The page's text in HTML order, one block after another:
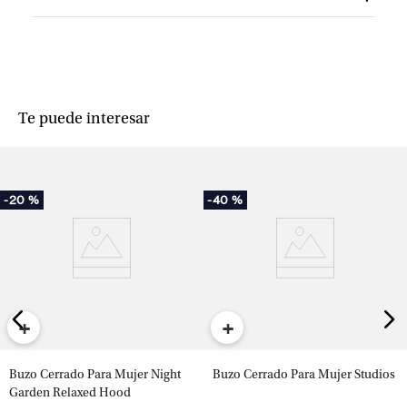
Te puede interesar
-20 %
+
Buzo Cerrado Para Mujer Night
Garden Relaxed Hood
-40 %
+
Buzo Cerrado Para Mujer Studios